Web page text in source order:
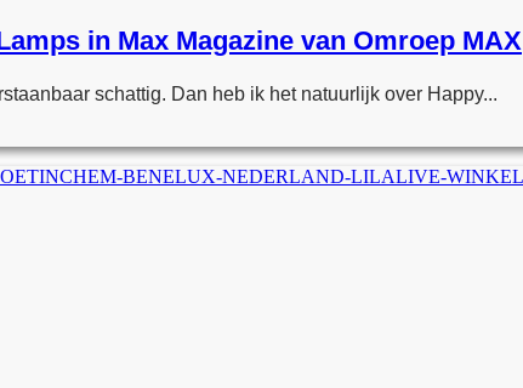
in Max Magazine van Omroep MAX
schattig. Dan heb ik het natuurlijk over Happy...